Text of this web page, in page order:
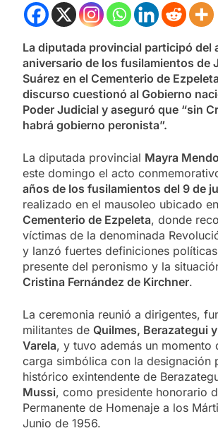
La diputada provincial participó del
aniversario de los fusilamientos de
Suárez en el Cementerio de
discurso cuestionó al Gobierno
Poder Judicial y aseguró que “sin
habrá gobierno peronista”.
La diputada provincial Mayra
este domingo el acto
años de los fusilamientos del 9 de
realizado en el mausoleo ubicado
Cementerio de Ezpeleta, donde
víctimas de la denominada
y lanzó fuertes definiciones
presente del peronismo y la
Cristina Fernández de Kirchner.
La ceremonia reunió a dirigentes,
militantes de Quilmes, Berazategui
Varela, y tuvo además un momento
carga simbólica con la designación
histórico exintendente de
Mussi, como presidente honorario
Permanente de Homenaje a los
Junio de 1956.